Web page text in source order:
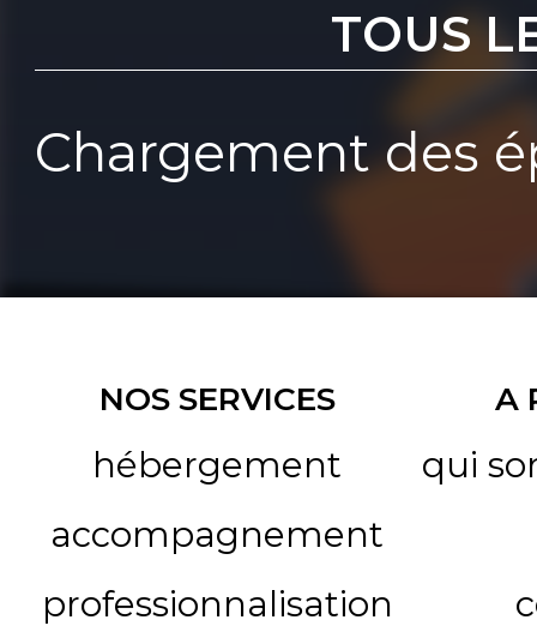
TOUS
Chargement des
NOS SERVICES
hébergement
accompagnement
professionnalisation
A
qui